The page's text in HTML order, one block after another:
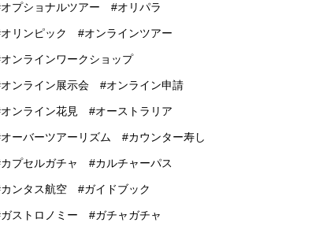
オプショナルツアー オリパラ
オリンピック オンラインツアー
オンラインワークショップ
オンライン展示会 オンライン申請
オンライン花見 オーストラリア
オーバーツアーリズム カウンター寿し
カプセルガチャ カルチャーパス
カンタス航空 ガイドブック
ガストロノミー ガチャガチャ